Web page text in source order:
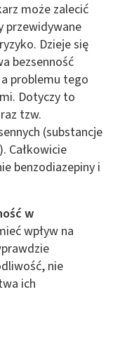
może zalecić
przewidywane
Dzieje się
bezsenność
problemu tego
Dotyczy to
tzw.
(substancje
Całkowicie
benzodiazepiny i
w
wpływ na
nie
ich
lub
do